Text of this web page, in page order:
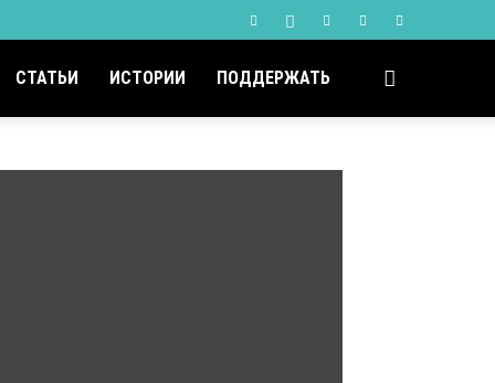
СТАТЬИ ИСТОРИИ ПОДДЕРЖАТЬ